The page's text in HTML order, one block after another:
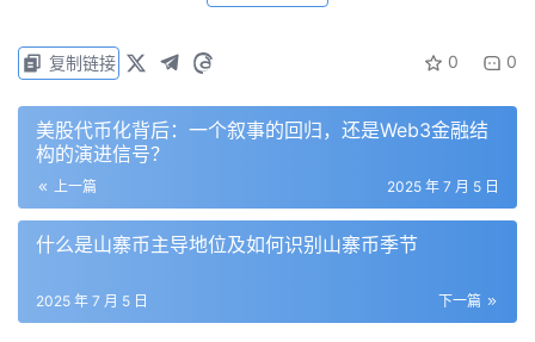
中美对于稳定币视角
全球正竞逐监管先机。美国《GENIUS Act》加速立法，准
备建立联邦级储备与审计框架，强化美元稳定币的定价权。
JP Morgan 与 Standard Chartered 分别预估稳定币未来
数年将步入千亿至兆级水位。
准，显示稳定币跨境的监理协调，是最大的突破口。
0 0
复制链接
美股代币化背后：一个叙事的回归，还是Web3金融结
构的演进信号？
上一篇 2025 年 7 月 5 日
什么是山寨币主导地位及如何识别山寨币季节
下一篇
2025 年 7 月 5 日